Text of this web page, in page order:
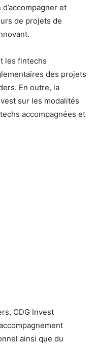
et
de projets de
les fintechs
des projets
En outre, la
sur les modalités
accompagnées et
CDG Invest
ainsi que du